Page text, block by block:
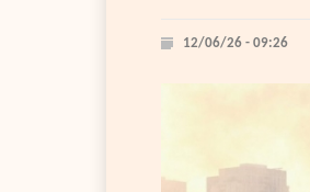
12/06/26 - 09:26